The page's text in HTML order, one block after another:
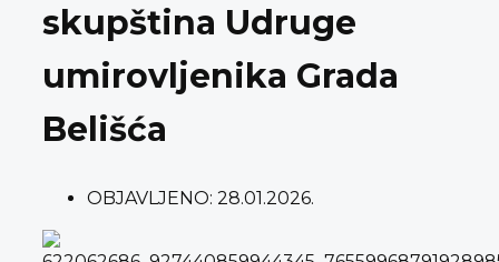
skupština Udruge
umirovljenika Grada
Belišća
OBJAVLJENO: 28.01.2026.